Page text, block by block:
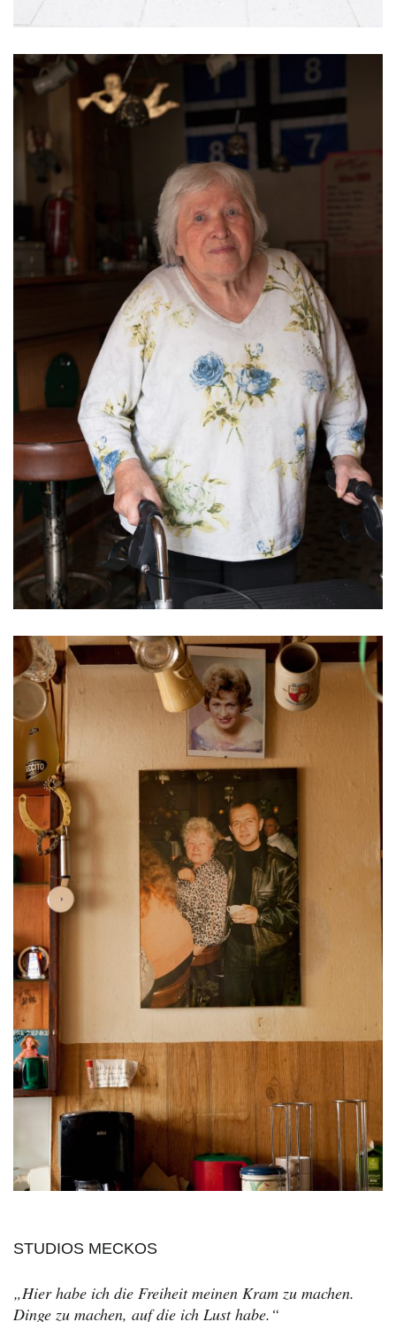
STUDIOS MECKOS
„Hier habe ich die Freiheit meinen Kram zu machen.
Dinge zu machen, auf die ich Lust habe.“